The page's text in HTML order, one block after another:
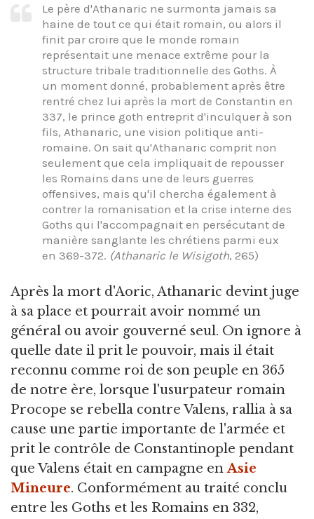
Le père d'Athanaric ne surmonta jamais sa
haine de tout ce qui était romain, ou alors il
finit par croire que le monde romain
représentait une menace extrême pour la
structure tribale traditionnelle des Goths. À
un moment donné, probablement après être
rentré chez lui après la mort de Constantin en
337, le prince goth entreprit d'inculquer à son
fils, Athanaric, une vision politique anti-
romaine. On sait qu'Athanaric comprit non
seulement que cela impliquait de repousser
les Romains dans une de leurs guerres
offensives, mais qu'il chercha également à
contrer la romanisation et la crise interne des
Goths qui l'accompagnait en persécutant de
manière sanglante les chrétiens parmi eux
en 369-372. (Athanaric le Wisigoth, 265)
Après la mort d'Aoric, Athanaric devint juge
à sa place et pourrait avoir nommé un
général ou avoir gouverné seul. On ignore à
quelle date il prit le pouvoir, mais il était
reconnu comme roi de son peuple en 365
de notre ère, lorsque l'usurpateur romain
Procope se rebella contre Valens, rallia à sa
cause une partie importante de l'armée et
prit le contrôle de Constantinople pendant
que Valens était en campagne enAsie
Mineure. Conformément au traité conclu
entre les Goths et les Romains en 332,